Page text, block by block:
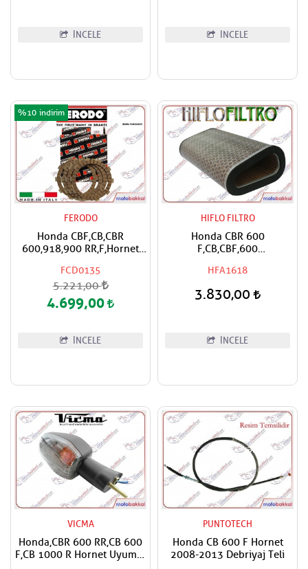
İNCELE İNCELE
FERODO
Honda CBF,CB,CBR
600,918,900 RR,F,Hornet
Takımı
FCD0135
%10
5.221,00
4.699,00
İNCELE
HIFLO FILTRO
Honda CBR 600
F,CB,CBF,600
Filtresi
HFA1618
3.830,00
İNCELE
VICMA
Honda,CBR 600 RR,CB 600
F,CB 1000 R Hornet Uyumlu
PUNTOTECH
Honda CB 600 F Hornet
2008-2013 Debriyaj Teli